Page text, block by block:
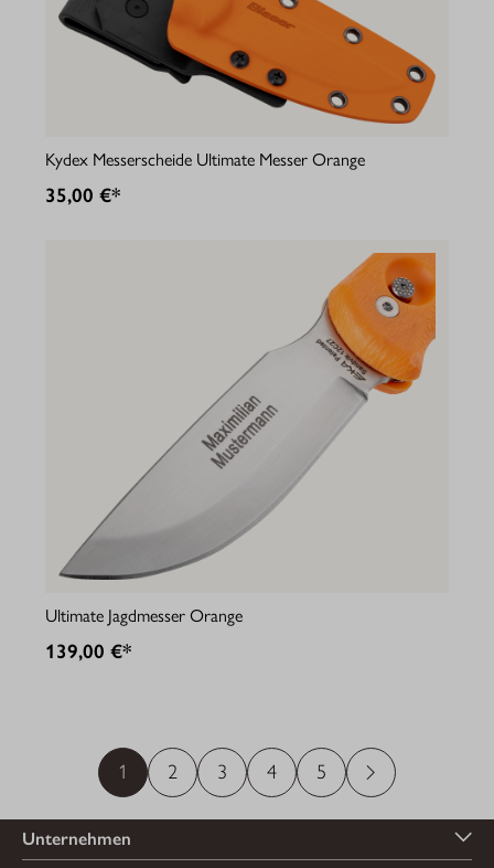
Kydex Messerscheide Ultimate Messer Orange
35,00 €*
Ultimate Jagdmesser Orange
139,00 €*
1 2 3 4 5
Unternehmen